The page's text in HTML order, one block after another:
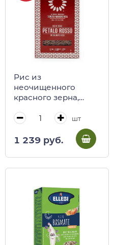
Рис из
неочищенного
красного зерна,
MARGHERITA, 500 г
шт
1 239 руб.